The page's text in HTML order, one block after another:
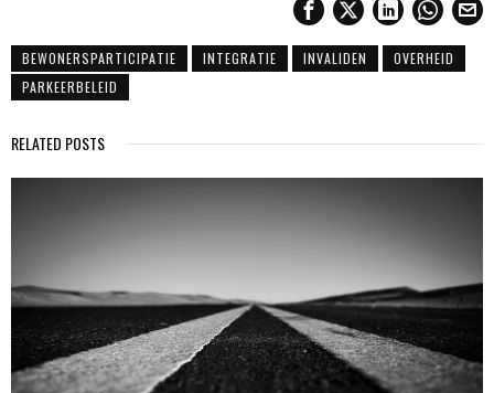
BEWONERSPARTICIPATIE INTEGRATIE INVALIDEN
OVERHEID
PARKEERBELEID
RELATED POSTS